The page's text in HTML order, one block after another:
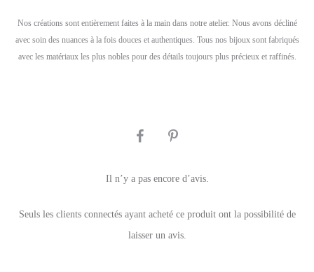
Nos créations sont entièrement faites à la main dans notre atelier. Nous avons décliné
avec soin des nuances à la fois douces et authentiques. Tous nos bijoux sont fabriqués
avec les matériaux les plus nobles pour des détails toujours plus précieux et raffinés.
SHARE
A
Il n’y a pas encore d’avis.
Seuls les clients connectés ayant acheté ce produit ont la possibilité de
laisser un avis.